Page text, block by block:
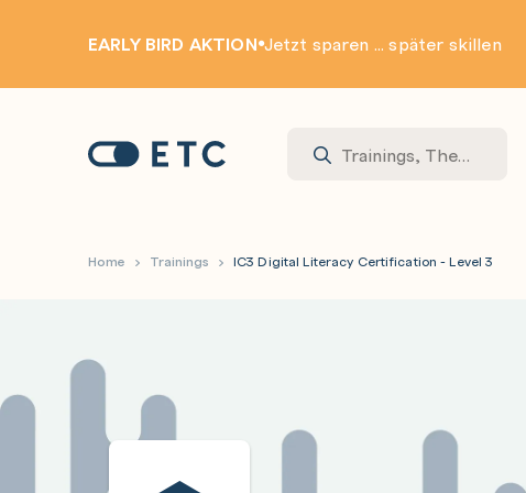
EARLY BIRD AKTION Jetzt sparen ... später skillen
Startseite: ETC
Home Trainings IC3 Digital Literacy Certification - Level 3